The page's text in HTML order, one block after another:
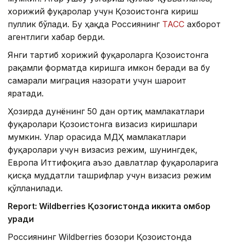
хорижий фуқаролар учун Қозоғистонга кириш
пуллик бўлади. Бу ҳақда Россиянинг ТАСС ахборот
агентлиги хабар берди.
Янги тартиб хорижий фуқароларга Қозоғистонга
рақамли форматда киришга имкон беради ва бу
самарали миграция назорати учун шароит
яратади.
Ҳозирда дунёнинг 50 дан ортиқ мамлакатлари
фуқаролари Қозоғистонга визасиз киришлари
мумкин. Улар орасида МДҲ мамлакатлари
фуқаролари учун визасиз режим, шунингдек,
Европа Иттифоқига аъзо давлатлар фуқароларига
қисқа муддатли ташрифлар учун визасиз режим
қўлланилади.
Report: Wildberries Қозоғистонда иккита омбор
қуради
Россиянинг Wildberries бозори Қозоғистонда